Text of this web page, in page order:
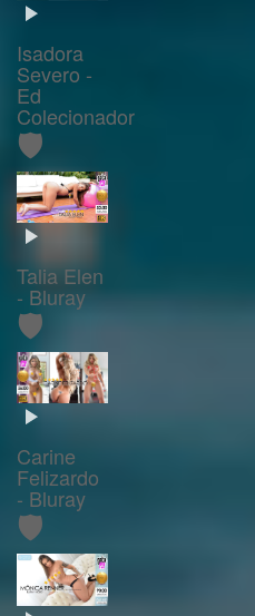
Isadora
Severo -
Ed
Colecionador
🛡️
Talia Elen
- Bluray
🛡️
Carine
Felizardo
- Bluray
🛡️